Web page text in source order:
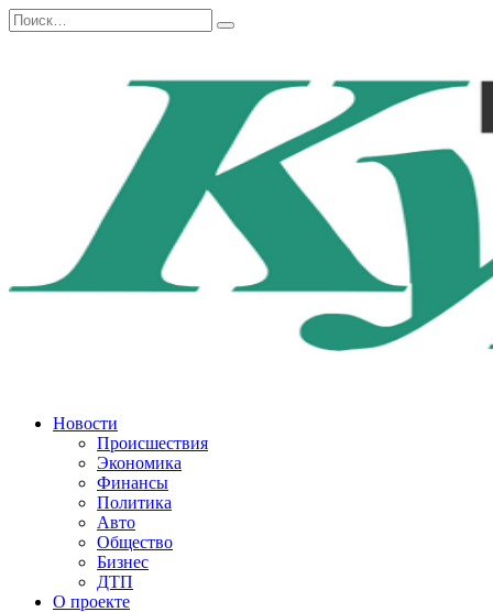
Перейти
к
Search
for:
Новости
Происшествия
Экономика
Финансы
Политика
Авто
Общество
Бизнес
ДТП
О проекте